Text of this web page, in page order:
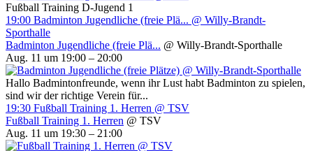
Fußball Training D-Jugend 1
19:00 Badminton Jugendliche (freie Plä... @ Willy-Brandt-
Sporthalle
Badminton Jugendliche (freie Plä... @ Willy-Brandt-Sporthalle
Aug. 11 um 19:00 – 20:00
Hallo Badmintonfreunde, wenn ihr Lust habt Badminton zu spielen,
sind wir der richtige Verein für...
19:30 Fußball Training 1. Herren @ TSV
Fußball Training 1. Herren @ TSV
Aug. 11 um 19:30 – 21:00